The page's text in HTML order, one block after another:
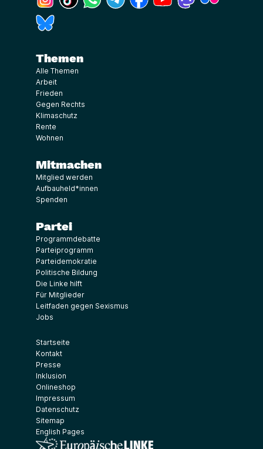
Themen
Alle Themen
Arbeit
Frieden
Gegen Rechts
Klimaschutz
Rente
Wohnen
Mitmachen
Mitglied werden
Aufbauheld*innen
Spenden
Partei
Programmdebatte
Parteiprogramm
Parteidemokratie
Politische Bildung
Die Linke hilft
Für Mitglieder
Leitfaden gegen Sexismus
Jobs
Startseite
Kontakt
Presse
Inklusion
Onlineshop
Impressum
Datenschutz
Sitemap
English Pages
(Link öffnet ein neues Fenster)